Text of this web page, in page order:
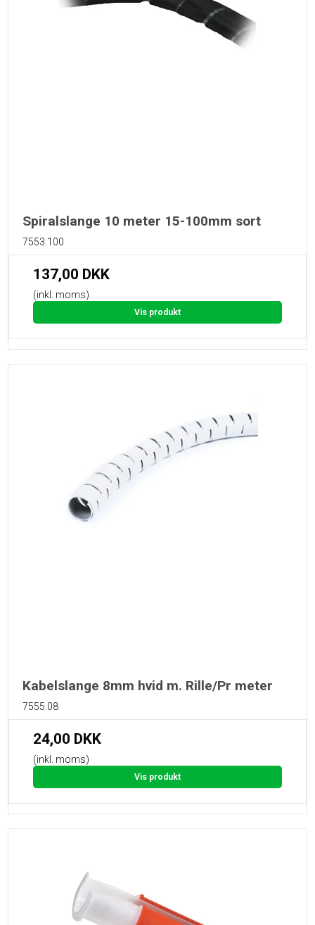
Spiralslange 10 meter 15-100mm sort
7553.100
137,00 DKK
(inkl. moms)
Vis produkt
Kabelslange 8mm hvid m. Rille/Pr meter
7555.08
24,00 DKK
(inkl. moms)
Vis produkt